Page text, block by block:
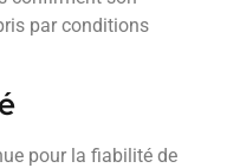
par conditions
pour la fiabilité de